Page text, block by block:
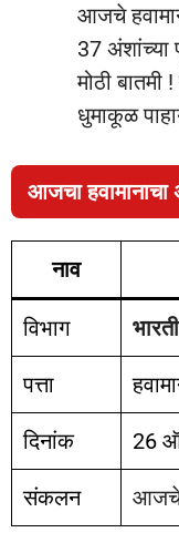
आजचे
37 अंशांच्या
मोठी बातमी
धुमाकूळ
आजचा हवामानाचा
नाव
विभाग
पत्ता
दिनांक 26
संकलन आजचे